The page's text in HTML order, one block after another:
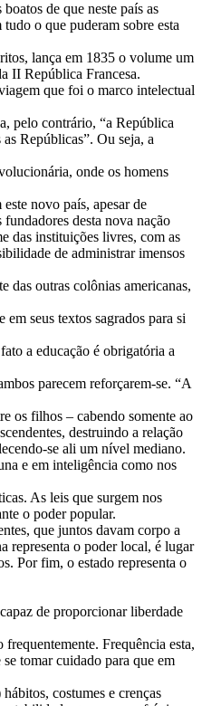
de que neste país as
o que puderam sobre esta
lança em 1835 o volume um
II República Francesa.
que foi o marco intelectual
pelo contrário, “a República
Repúblicas”. Ou seja, a
onde os homens
novo país, apesar de
desta nova nação
das instituições livres, com as
de administrar imensos
das outras colônias americanas,
seus textos sagrados para si
a educação é obrigatória a
parecem reforçarem-se. “A
os filhos – cabendo somente ao
destruindo a relação
se ali um nível mediano.
e em inteligência como nos
As leis que surgem nos
o poder popular.
que juntos davam corpo a
representa o poder local, é lugar
Por fim, o estado representa o
de proporcionar liberdade
Frequência esta,
tomar cuidado para que em
costumes e crenças